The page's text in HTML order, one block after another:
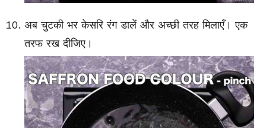
अब चुटकी भर केसरि रंग डालें और अच्छी तरह मिलाएँ। एक
तरफ रख दीजिए।